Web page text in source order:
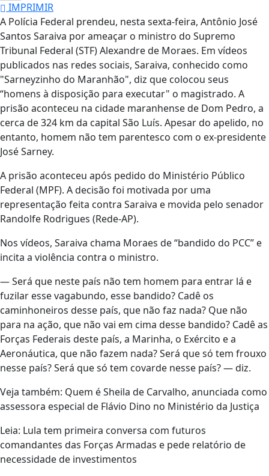
IMPRIMIR
A Polícia Federal prendeu, nesta sexta-feira, Antônio José
Santos Saraiva por ameaçar o ministro do Supremo
Tribunal Federal (STF) Alexandre de Moraes. Em vídeos
publicados nas redes sociais, Saraiva, conhecido como
"Sarneyzinho do Maranhão", diz que colocou seus
“homens à disposição para executar" o magistrado. A
prisão aconteceu na cidade maranhense de Dom Pedro, a
cerca de 324 km da capital São Luís. Apesar do apelido, no
entanto, homem não tem parentesco com o ex-presidente
José Sarney.
A prisão aconteceu após pedido do Ministério Público
Federal (MPF). A decisão foi motivada por uma
representação feita contra Saraiva e movida pelo senador
Randolfe Rodrigues (Rede-AP).
Nos vídeos, Saraiva chama Moraes de “bandido do PCC” e
incita a violência contra o ministro.
— Será que neste país não tem homem para entrar lá e
fuzilar esse vagabundo, esse bandido? Cadê os
caminhoneiros desse país, que não faz nada? Que não
para na ação, que não vai em cima desse bandido? Cadê as
Forças Federais deste país, a Marinha, o Exército e a
Aeronáutica, que não fazem nada? Será que só tem frouxo
nesse país? Será que só tem covarde nesse país? — diz.
Veja também: Quem é Sheila de Carvalho, anunciada como
assessora especial de Flávio Dino no Ministério da Justiça
Leia: Lula tem primeira conversa com futuros
comandantes das Forças Armadas e pede relatório de
necessidade de investimentos